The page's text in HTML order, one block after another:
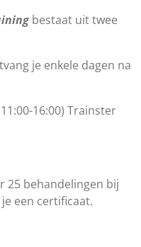
bestaat uit twee
je enkele dagen na
16:00) Trainster
25 behandelingen bij
een certificaat.